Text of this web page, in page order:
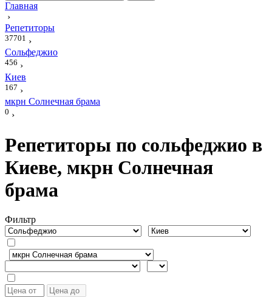
Главная
›
Репетиторы
37701 ›
Сольфеджио
456 ›
Киев
167 ›
мкрн Солнечная брама
0 ›
Репетиторы по сольфеджио в
Киеве, мкрн Солнечная
брама
Фильтр